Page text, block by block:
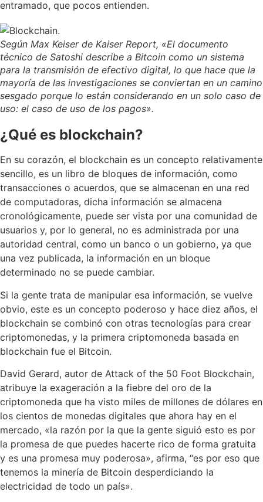
entramado, que pocos entienden.
Según Max Keiser de Kaiser Report, «El documento
técnico de Satoshi describe a Bitcoin como un sistema
para la transmisión de efectivo digital, lo que hace que la
mayoría de las investigaciones se conviertan en un camino
sesgado porque lo están considerando en un solo caso de
uso: el caso de uso de los pagos».
¿Qué es blockchain?
En su corazón, el blockchain es un concepto relativamente
sencillo, es un libro de bloques de información, como
transacciones o acuerdos, que se almacenan en una red
de computadoras, dicha información se almacena
cronológicamente, puede ser vista por una comunidad de
usuarios y, por lo general, no es administrada por una
autoridad central, como un banco o un gobierno, ya que
una vez publicada, la información en un bloque
determinado no se puede cambiar.
Si la gente trata de manipular esa información, se vuelve
obvio, este es un concepto poderoso y hace diez años, el
blockchain se combinó con otras tecnologías para crear
criptomonedas, y la primera criptomoneda basada en
blockchain fue el Bitcoin.
David Gerard, autor de Attack of the 50 Foot Blockchain,
atribuye la exageración a la fiebre del oro de la
criptomoneda que ha visto miles de millones de dólares en
los cientos de monedas digitales que ahora hay en el
mercado, «la razón por la que la gente siguió esto es por
la promesa de que puedes hacerte rico de forma gratuita
y es una promesa muy poderosa», afirma, “es por eso que
tenemos la minería de Bitcoin desperdiciando la
electricidad de todo un país».